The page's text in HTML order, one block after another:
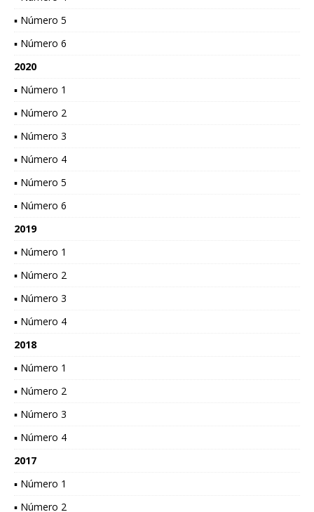
▪ Número 5
▪ Número 6
2020
▪ Número 1
▪ Número 2
▪ Número 3
▪ Número 4
▪ Número 5
▪ Número 6
2019
▪ Número 1
▪ Número 2
▪ Número 3
▪ Número 4
2018
▪ Número 1
▪ Número 2
▪ Número 3
▪ Número 4
2017
▪ Número 1
▪ Número 2